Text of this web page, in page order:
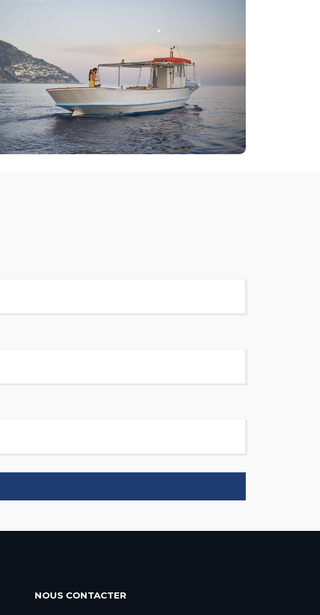
NOUS CONTACTER